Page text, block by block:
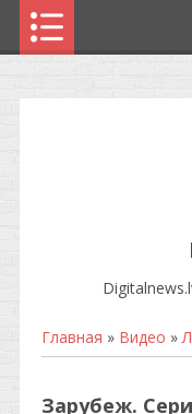
Главная » Видео »
Зарубеж.